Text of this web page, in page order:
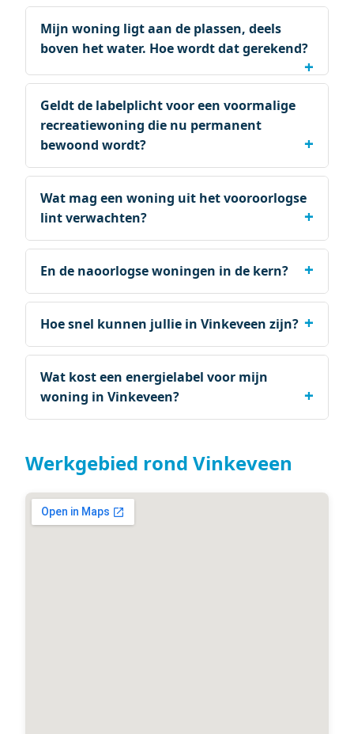
Mijn woning ligt aan de plassen, deels
boven het water. Hoe wordt dat gerekend?
Geldt de labelplicht voor een voormalige
recreatiewoning die nu permanent
bewoond wordt?
Wat mag een woning uit het vooroorlogse
lint verwachten?
En de naoorlogse woningen in de kern?
Hoe snel kunnen jullie in Vinkeveen zijn?
Wat kost een energielabel voor mijn
woning in Vinkeveen?
Werkgebied rond Vinkeveen